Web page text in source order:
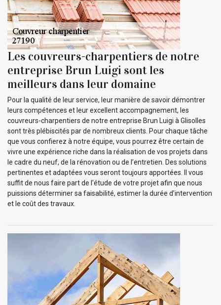
Les couvreurs-charpentiers de notre
entreprise Brun Luigi sont les
meilleurs dans leur domaine
Pour la qualité de leur service, leur manière de savoir démontrer
leurs compétences et leur excellent accompagnement, les
couvreurs-charpentiers de notre entreprise Brun Luigi à Glisolles
sont très plébiscités par de nombreux clients. Pour chaque tâche
que vous confierez à notre équipe, vous pourrez être certain de
vivre une expérience riche dans la réalisation de vos projets dans
le cadre du neuf, de la rénovation ou de l’entretien. Des solutions
pertinentes et adaptées vous seront toujours apportées. Il vous
suffit de nous faire part de l'étude de votre projet afin que nous
puissions déterminer sa faisabilité, estimer la durée d’intervention
et le coût des travaux.